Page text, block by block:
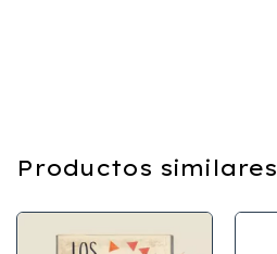
Productos similares